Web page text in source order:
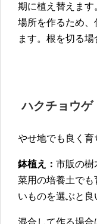
期に植え替えま
場所を作るため
ます。根を切る
ハクチョウゲ
やせ地でも良く
鉢植え： 市販の樹
菜用の培養土で
いものを選ぶと良